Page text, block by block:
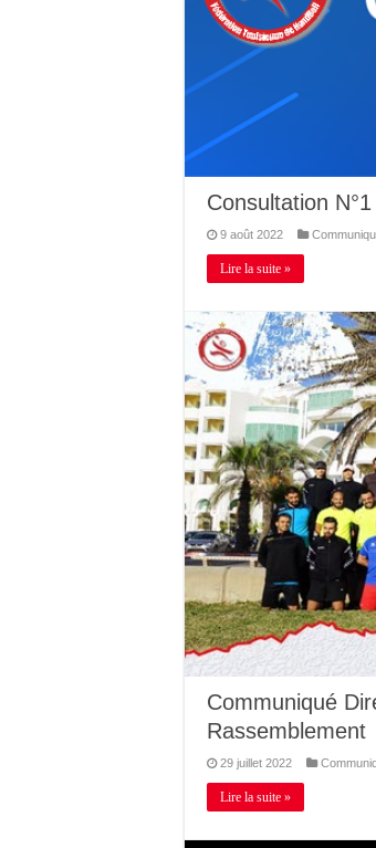
Consultation
9 août 2022
Lire la suite »
Communiqué
Rassemblement
29 juillet 2022
Lire la suite »